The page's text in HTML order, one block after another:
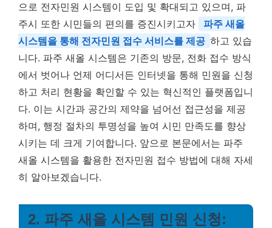
으로 전자민원 시스템이 도입 및 확대되고 있으며, 파
주시 또한 시민들의 편의를 증진시키고자
파주 새올
시스템을 통해 전자민원 접수 서비스를 제공 하고 있습
니다. 파주 새올 시스템은 기존의 방문, 전화 접수 방식
에서 벗어나 언제 어디서든 인터넷을 통해 민원을 신청
하고 처리 현황을 확인할 수 있는 혁신적인 플랫폼입니
다. 이는 시간과 공간의 제약을 넘어선 접근성을 제공
하며, 행정 절차의 투명성을 높여 시민 만족도를 향상
시키는 데 크게 기여합니다. 앞으로 본문에서는 파주
새올 시스템을 활용한 전자민원 접수 방법에 대해 자세
히 알아보겠습니다.
2. 파주 새올 시스템 민원 신청: